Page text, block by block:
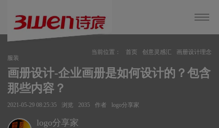
当前位置： 首页 创意灵感汇
画册设计理念
服装
画册设计-企业画册是如何设计的？包含
那些内容？
2021-05-29 08:25:35 浏览 2035 作者 logo分享家
logo分享家